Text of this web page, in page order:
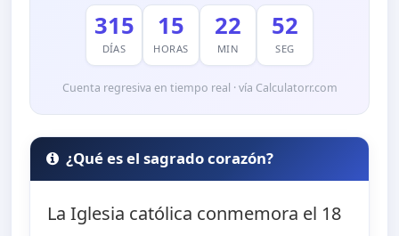
315
DÍAS
15
HORAS
22
MIN
51
SEG
Cuenta regresiva en tiempo real · vía Calculatorr.com
¿Qué es el sagrado corazón?
La Iglesia católica conmemora el 18